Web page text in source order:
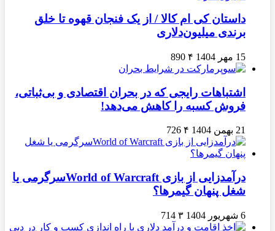
داستان کی ام کالا / از یک فنجان قهوه تا خلق
برندی میلیون‌دلاری
15 مهر 1404 ۴ 890
اشتباهات رایجی که در بحران اقتصادی و بی‌ثباتی،
فروش کسبه را کاهش می‌دهد!
21 بهمن 1404 ۴ 726
درآمدزایی از بازی World of Warcraftسرگرمی یا
شغل پنهان گیمرها؟
6 شهریور 1404 ۳ 714